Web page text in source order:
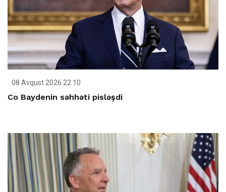
08 Avqust 2026 22:10
Co Baydenin səhhəti pisləşdi